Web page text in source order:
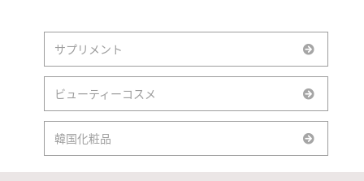
サプリメント
ビューティーコスメ
韓国化粧品